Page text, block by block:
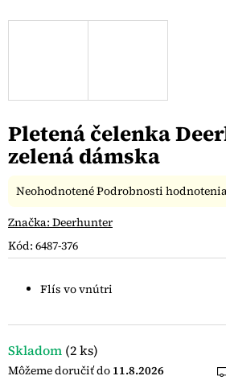
Pletená čelenka
zelená dámska
Kód: 6487-376
Skladom (2 ks)
11.8.2026
Flís vo vnútri
Priemerné
produktu
0,0
hviezdičiek.
NeohodnotenéPodrobnosti
Značka: Deerhunter